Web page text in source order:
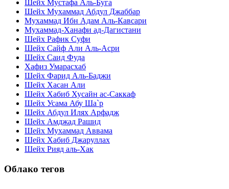
Шейх Мустафа Аль-Буга
Шейх Мухаммад Абдул Джаббар
Мухаммад Ибн Адам Аль-Кавсари
Мухаммад-Ханафи ад-Дагистани
Шейх Рафик Суфи
Шейх Сайф Али Аль-Асри
Шейх Саид Фуда
Хафиз Умарасхаб
Шейх Фарид Аль-Баджи
Шейх Хасан Али
Шейх Хабиб Хусайн ас-Саккаф
Шейх Усама Абу Ша`р
Шейх Абдул Илях Арфадж
Шейх Амджад Рашид
Шейх Мухаммад Аввама
Шейх Хабиб Джаруллах
Шейх Рияд аль-Хак
Облако тегов